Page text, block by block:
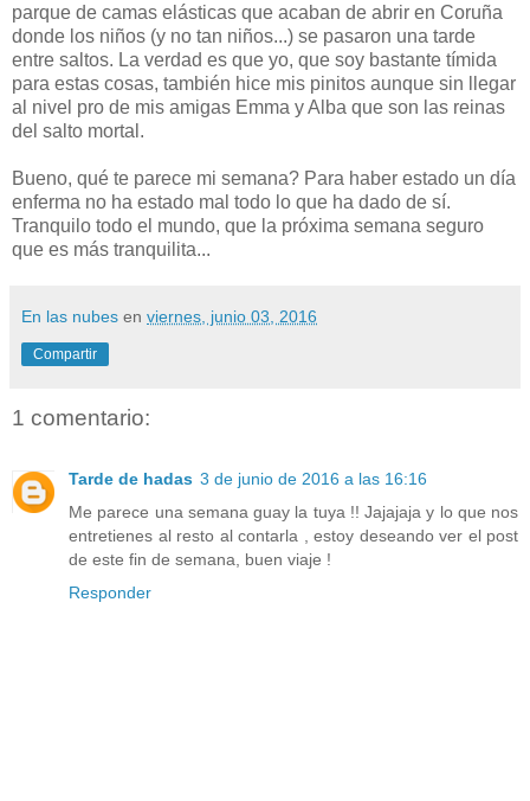
parque de camas elásticas que acaban de abrir en Coruña
donde los niños (y no tan niños...) se pasaron una tarde
entre saltos. La verdad es que yo, que soy bastante tímida
para estas cosas, también hice mis pinitos aunque sin llegar
al nivel pro de mis amigas Emma y Alba que son las reinas
del salto mortal.
Bueno, qué te parece mi semana? Para haber estado un día
enferma no ha estado mal todo lo que ha dado de sí.
Tranquilo todo el mundo, que la próxima semana seguro
que es más tranquilita...
En las nubes en viernes, junio 03, 2016
Compartir
1 comentario:
Tarde de hadas 3 de junio de 2016 a las 16:16
Me parece una semana guay la tuya !! Jajajaja y lo que nos
entretienes al resto al contarla , estoy deseando ver el post
de este fin de semana, buen viaje !
Responder